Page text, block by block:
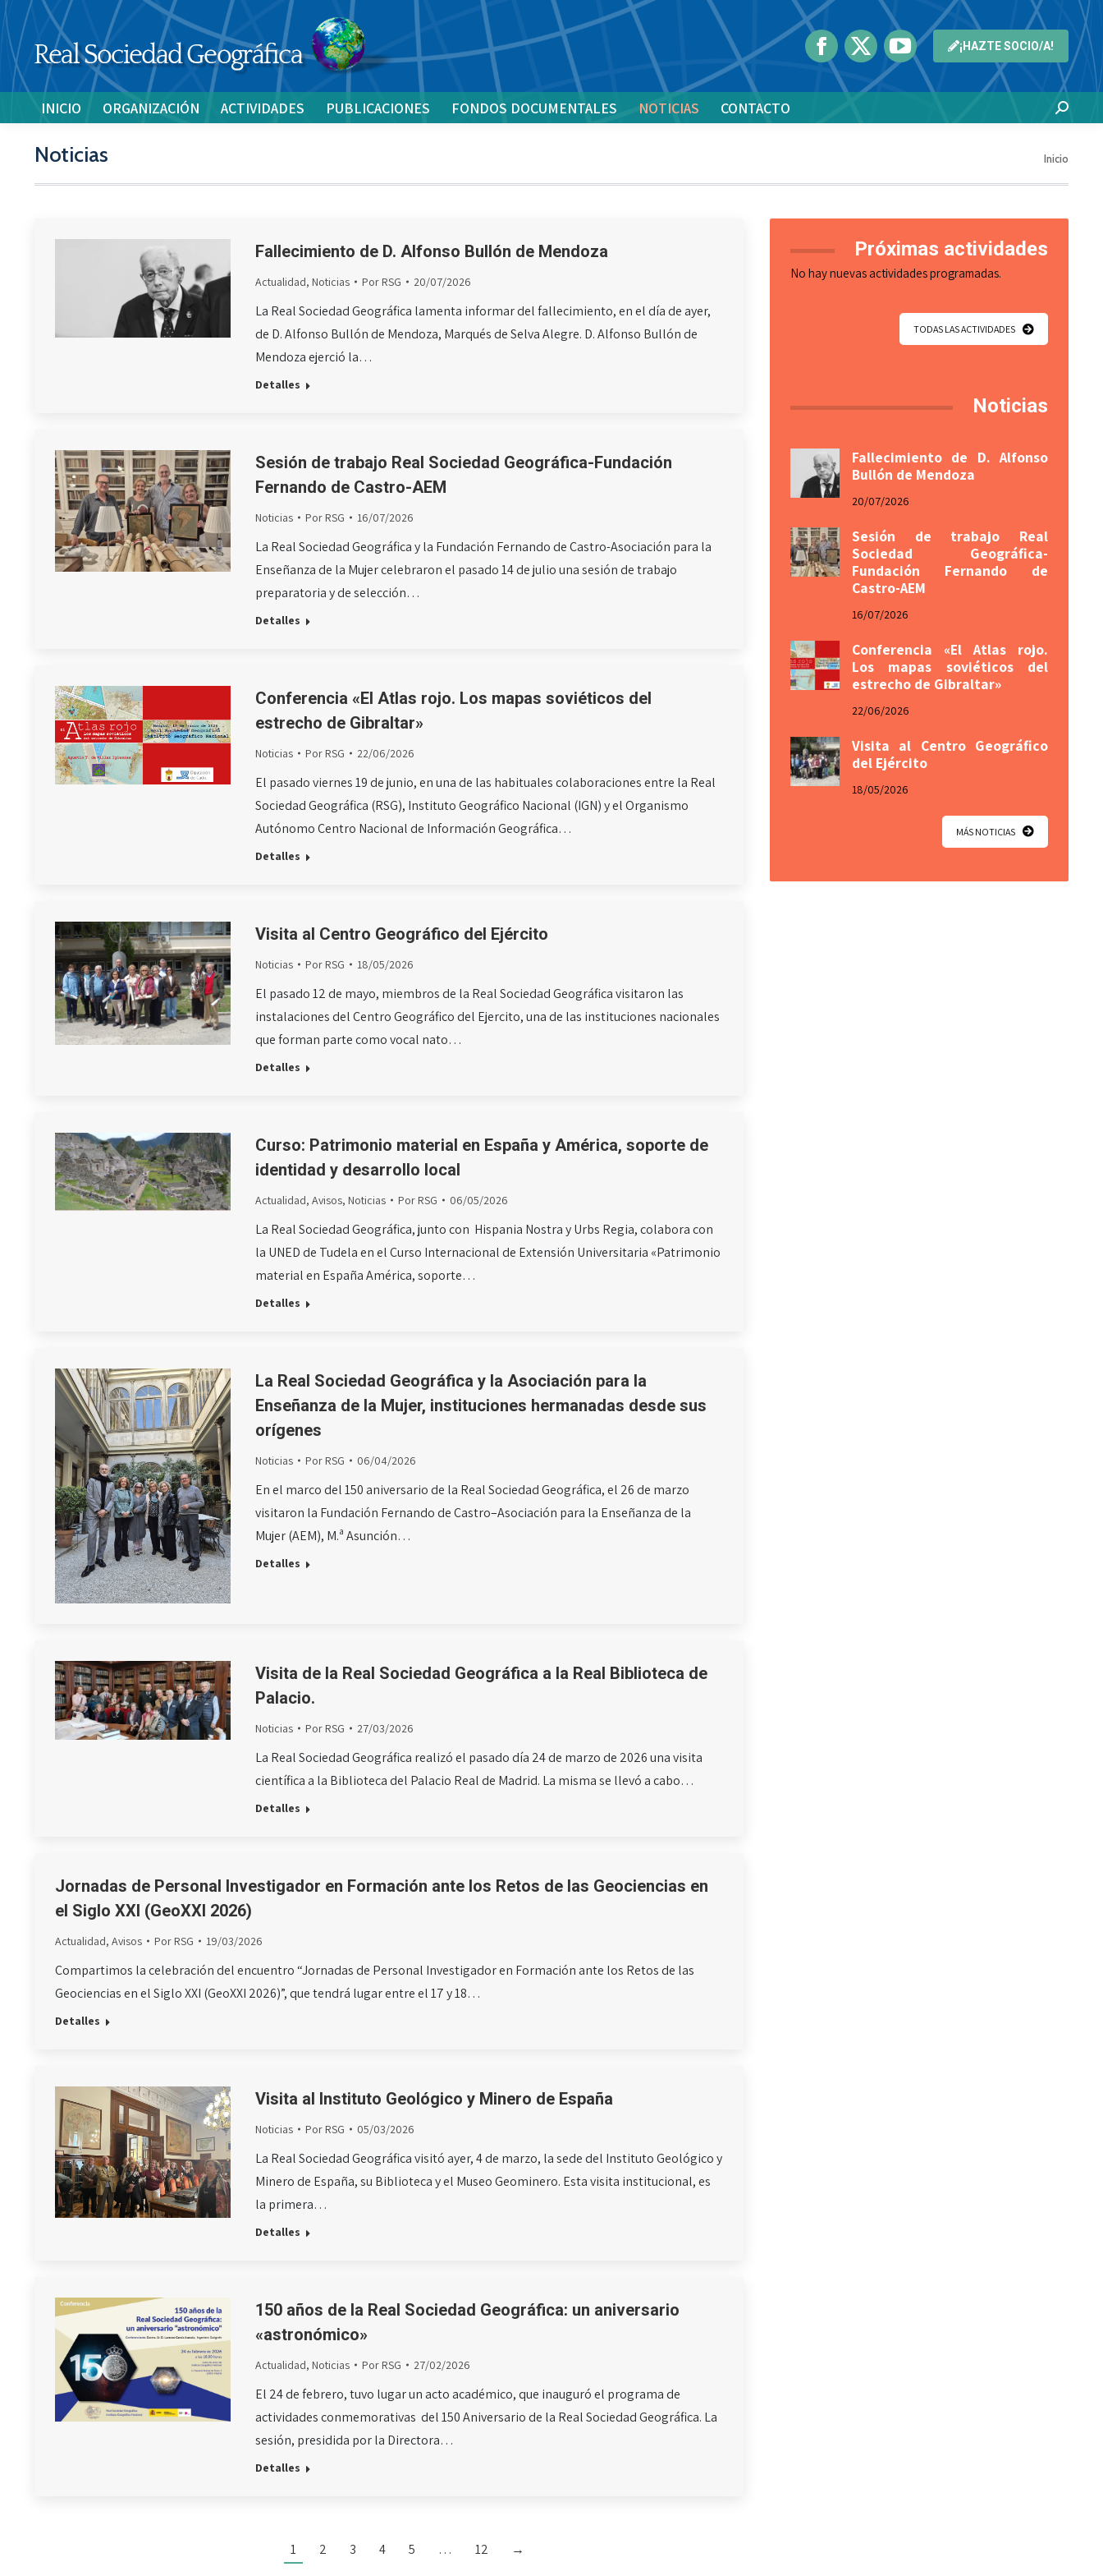
¡HAZTE SOCIO/A!
INICIO ORGANIZACIÓN ACTIVIDADES PUBLICACIONES FONDOS DOCUMENTALES NOTICIAS CONTACTO Buscar:
Noticias
Estás
Inicio
Fallecimiento de D. Alfonso Bullón de Mendoza
Actualidad, Noticias Por RSG 20/07/2026
La Real Sociedad Geográfica lamenta informar del fallecimiento, en el día de ayer,
de D. Alfonso Bullón de Mendoza, Marqués de Selva Alegre. D. Alfonso Bullón de
Mendoza ejerció la…
Detalles
Sesión de trabajo Real Sociedad Geográfica-Fundación
Fernando de Castro-AEM
Noticias Por RSG 16/07/2026
La Real Sociedad Geográfica y la Fundación Fernando de Castro-Asociación para la
Enseñanza de la Mujer celebraron el pasado 14 de julio una sesión de trabajo
preparatoria y de selección…
Detalles
Conferencia «El Atlas rojo. Los mapas soviéticos del
estrecho de Gibraltar»
Noticias Por RSG 22/06/2026
El pasado viernes 19 de junio, en una de las habituales colaboraciones entre la Real
Sociedad Geográfica (RSG), Instituto Geográfico Nacional (IGN) y el Organismo
Autónomo Centro Nacional de Información Geográfica…
Detalles
Visita al Centro Geográfico del Ejército
Noticias Por RSG 18/05/2026
El pasado 12 de mayo, miembros de la Real Sociedad Geográfica visitaron las
instalaciones del Centro Geográfico del Ejercito, una de las instituciones nacionales
que forman parte como vocal nato…
Detalles
Curso: Patrimonio material en España y América, soporte de
identidad y desarrollo local
Actualidad,Avisos, Noticias Por RSG 06/05/2026
La Real Sociedad Geográfica, junto con Hispania Nostra y Urbs Regia, colabora con
la UNED de Tudela en el Curso Internacional de Extensión Universitaria «Patrimonio
material en España América, soporte…
Detalles
La Real Sociedad Geográfica y la Asociación para la
Enseñanza de la Mujer, instituciones hermanadas desde sus
orígenes
Noticias Por RSG 06/04/2026
En el marco del 150 aniversario de la Real Sociedad Geográfica, el 26 de marzo
visitaron la Fundación Fernando de Castro–Asociación para la Enseñanza de la
Mujer (AEM), M.ª Asunción…
Detalles
Visita de la Real Sociedad Geográfica a la Real Biblioteca de
Palacio.
Noticias Por RSG 27/03/2026
La Real Sociedad Geográfica realizó el pasado día 24 de marzo de 2026 una visita
científica a la Biblioteca del Palacio Real de Madrid. La misma se llevó a cabo…
Detalles
Jornadas de Personal Investigador en Formación ante los Retos de las Geociencias en
el Siglo XXI (GeoXXI 2026)
Actualidad, Avisos Por RSG 19/03/2026
Compartimos la celebración del encuentro “Jornadas de Personal Investigador en Formación ante los Retos de las
Geociencias en el Siglo XXI (GeoXXI 2026)”, que tendrá lugar entre el 17 y 18…
Detalles
Visita al Instituto Geológico y Minero de España
Noticias Por RSG 05/03/2026
La Real Sociedad Geográfica visitó ayer, 4 de marzo, la sede del Instituto Geológico y
Minero de España, su Biblioteca y el Museo Geominero. Esta visita institucional, es
la primera…
Detalles
150 años de la Real Sociedad Geográfica: un aniversario
«astronómico»
Actualidad, Noticias Por RSG 27/02/2026
El 24 de febrero, tuvo lugar un acto académico, que inauguró el programa de
actividades conmemorativas del 150 Aniversario de la Real Sociedad Geográfica. La
sesión, presidida por la Directora…
Detalles
1 2 3 4 5 … 12 →
Próximas actividades
No hay nuevas actividades programadas.
TODAS LAS ACTIVIDADES
Noticias
Fallecimiento de D. Alfonso
Bullón de Mendoza
20/07/2026
Sesión de trabajo Real
Sociedad Geográfica-
Fundación Fernando de
Castro-AEM
16/07/2026
Conferencia «El Atlas rojo.
Los mapas soviéticos del
estrecho de Gibraltar»
22/06/2026
Visita al Centro Geográfico
del Ejército
18/05/2026
MÁS NOTICIAS